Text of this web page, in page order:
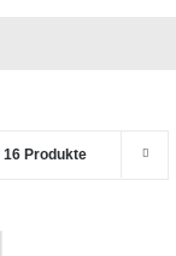
16 Produkte